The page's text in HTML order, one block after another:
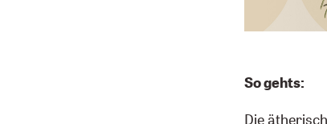
So gehts:
Die